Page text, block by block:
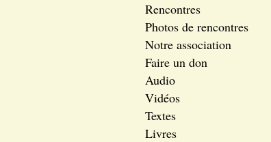
Rencontres
Photos de rencontres
Notre association
Faire un don
Audio
Vidéos
Textes
Livres